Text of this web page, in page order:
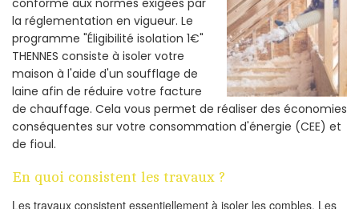
conforme aux normes exigées par
la réglementation en vigueur. Le
programme "Éligibilité isolation 1€"
THENNES consiste à isoler votre
maison à l'aide d'un soufflage de
laine afin de réduire votre facture
de chauffage. Cela vous permet de réaliser des économies
conséquentes sur votre consommation d'énergie (CEE) et
de fioul.
En quoi consistent les travaux ?
Les travaux consistent essentiellement à isoler les combles. Les